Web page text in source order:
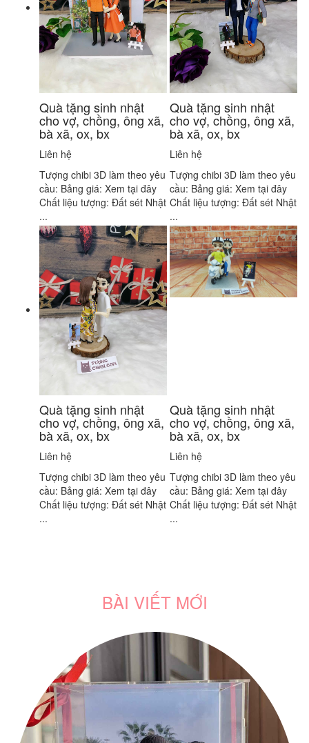
Quà tặng sinh nhật
cho vợ, chồng, ông xã,
bà xã, ox, bx
Liên hệ
Tượng chibi 3D làm theo yêu
cầu: Bảng giá: Xem tại đây
Chất liệu tượng: Đất sét Nhật
...
Quà tặng sinh nhật
cho vợ, chồng, ông xã,
bà xã, ox, bx
Liên hệ
Tượng chibi 3D làm theo yêu
cầu: Bảng giá: Xem tại đây
Chất liệu tượng: Đất sét Nhật
...
Quà tặng sinh nhật
cho vợ, chồng, ông xã,
bà xã, ox, bx
Liên hệ
Tượng chibi 3D làm theo yêu
cầu: Bảng giá: Xem tại đây
Chất liệu tượng: Đất sét Nhật
...
Quà tặng sinh nhật
cho vợ, chồng, ông xã,
bà xã, ox, bx
Liên hệ
Tượng chibi 3D làm theo yêu
cầu: Bảng giá: Xem tại đây
Chất liệu tượng: Đất sét Nhật
...
BÀI VIẾT MỚI